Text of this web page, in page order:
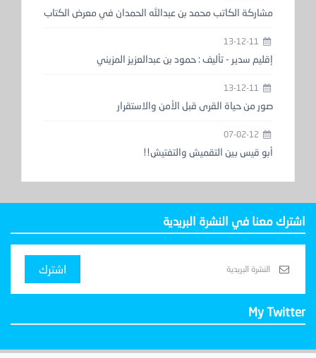
مشاركة الكاتب محمد بن عبدالله الحمدان في معرض الكتاب
إقليم سدير - تأليف : حمود بن عبدالعزيز المزيني
صور من حياة القرى قبل الأمن والاستقرار
أبو قيس بين التقميش والتفتيش!!
اشترك معنا في النشرة البريدية
اشترك
My Twitter